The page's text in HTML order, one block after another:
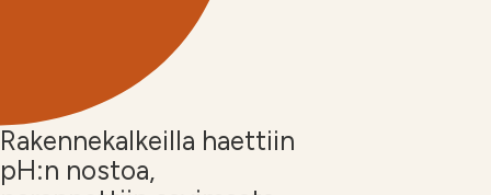
Rakennekalkeilla haettiin
pH:n nostoa,